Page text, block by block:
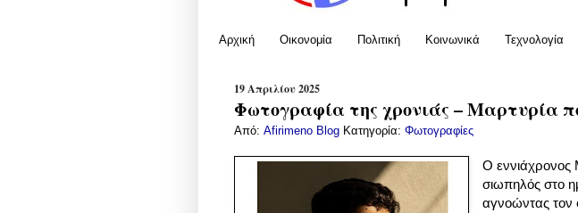
Αρχική Οικονομία Πολιτική Κοινωνικά Τεχνολογία
19 Απριλίου 2025
Φωτογραφία της χρονιάς – Μαρτυρία
Από: Afirimeno Blog Κατηγορία: Φωτογραφίες
Ο εννιάχρονος
σιωπηλός στο
αγνοώντας τον